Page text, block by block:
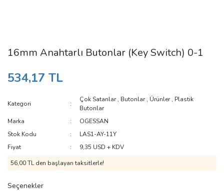
16mm Anahtarlı Butonlar (Key Switch) 0-1
534,17 TL
Kategori
Çok Satanlar, Butonlar, Ürünler, Plastik
Butonlar
Marka
OGESSAN
Stok Kodu
LAS1-AY-11Y
Fiyat
9,35 USD + KDV
56,00 TL den başlayan taksitlerle!
Seçenekler